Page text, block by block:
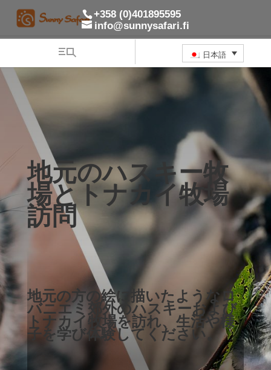
+358 (0)401895595
info@sunnysafari.fi
日本語
地元のハスキー牧
場とトナカイ牧場
訪問
地元の方の絵に描いたようなロ
バニエミ郊外のハスキーおよび
トナカイ牧場を訪れ、生活や様
子を学び体験してください。